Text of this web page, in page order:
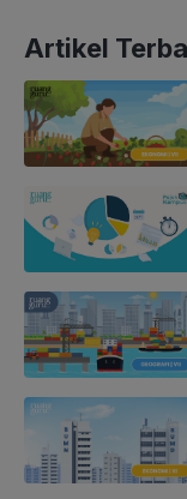
Artikel